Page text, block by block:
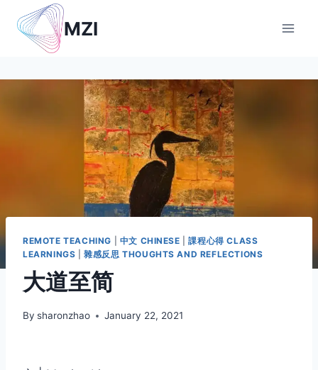
content
MZI
REMOTE TEACHING 中文 CHINESE |課程心得 CLASS
LEARNINGS |雜感反思 THOUGHTS AND REFLECTIONS
大道至简
By sharonzhao January 22, 2021